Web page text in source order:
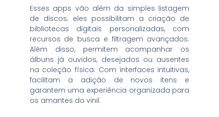
Esses apps vão além da simples listagem
de discos; eles possibilitam a criação de
bibliotecas digitais personalizadas, com
recursos de busca e filtragem avançados.
Além disso, permitem acompanhar os
álbuns já ouvidos, desejados ou ausentes
na coleção física. Com interfaces intuitivas,
facilitam a adição de novos itens e
garantem uma experiência organizada para
os amantes do vinil.